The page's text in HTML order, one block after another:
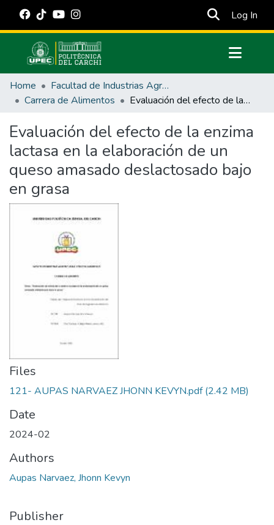
Log In
Communities & Collections
All of DSpace
Estadísticas Externas
Home
Facultad de Industrias Agropecuarias y Ciencias Ambientales
Carrera de Alimentos
Evaluación del efecto de la enzima lactasa en la elaboración de un queso amasado deslactosado bajo en grasa
Evaluación del efecto de la enzima
lactasa en la elaboración de un
queso amasado deslactosado bajo
en grasa
Files
121- AUPAS NARVAEZ JHONN KEVYN.pdf(2.42 MB)
Date
2024-02
Authors
Aupas Narvaez, Jhonn Kevyn
Publisher